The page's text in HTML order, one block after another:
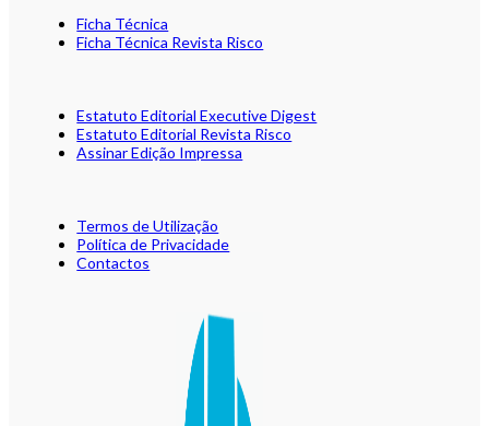
Ficha Técnica
Ficha Técnica Revista Risco
Estatuto Editorial Executive Digest
Estatuto Editorial Revista Risco
Assinar Edição Impressa
Termos de Utilização
Política de Privacidade
Contactos